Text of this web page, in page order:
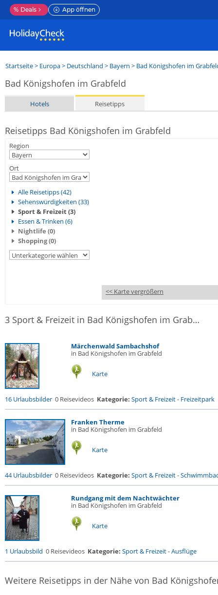
% Deals App öffnen
Startseite> Europa> Deutschland > Bayern > Bad Königshofen im
Bad Königshofen im Grabfeld
Hotels Reisetipps
Reisetipps Bad Königshofen im Grabfeld
Region
Ort
Alle Reisetipps (42)
Sehenswürdigkeiten (33)
Sport & Freizeit (3)
Essen & Trinken (6)
Nightlife (0)
Shopping (0)
<< Karte vergrößern
3 Sport & Freizeit in Bad Königshofen im Grabfeld
Märchenwald Sambachshof
in Bad Königshofen im Grabfeld
Karte
16 Urlaubsbilder 0 Reisevideos Kategorie: Sport & Freizeit- Freizeitpark
Franken Therme
in Bad Königshofen im Grabfeld
Karte
44 Urlaubsbilder 0 Reisevideos Kategorie: Sport & Freizeit-
Rundgang mit dem Nachtwächter
in Bad Königshofen im Grabfeld
Karte
1 Urlaubsbild 0 Reisevideos Kategorie: Sport & Freizeit-Ausflüge
Weitere Reisetipps in der Nähe von Bad